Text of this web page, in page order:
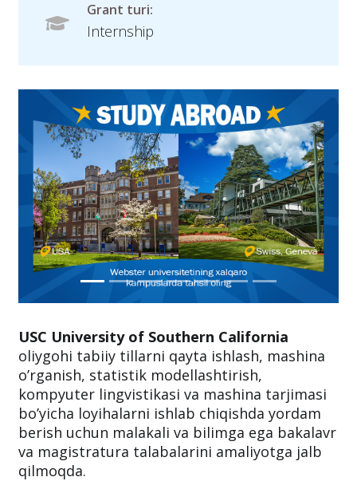
Grant turi:
Internship
USC University of Southern California
oliygohi tabiiy tillarni qayta ishlash, mashina
oʼrganish, statistik modellashtirish,
kompyuter lingvistikasi va mashina tarjimasi
boʼyicha loyihalarni ishlab chiqishda yordam
berish uchun malakali va bilimga ega bakalavr
va magistratura talabalarini amaliyotga jalb
qilmoqda.